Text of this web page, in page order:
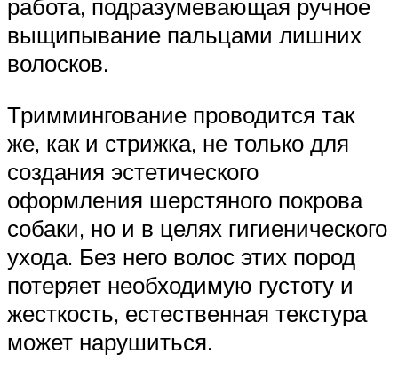
работа, подразумевающая ручное
выщипывание пальцами лишних
волосков.
Триммингование проводится так
же, как и стрижка, не только для
создания эстетического
оформления шерстяного покрова
собаки, но и в целях гигиенического
ухода. Без него волос этих пород
потеряет необходимую густоту и
жесткость, естественная текстура
может нарушиться.